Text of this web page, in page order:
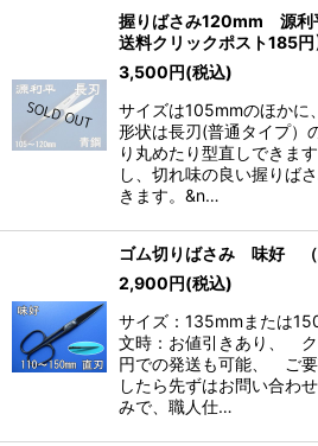
握りばさみ120mm 源
送料クリックポスト185円
3,500円(税込)
サイズは105mmのほかに
形状は長刃(普通タイプ）
り丸めたり型直しできま
し、切れ味の良い握りば
きます。&n…
ゴム切りばさみ 味好
2,900円(税込)
サイズ：135mmまたは
文時：お値引きあり、
円での発送も可能、 ご
したら先ずはお問い合わ
みで、職人仕…